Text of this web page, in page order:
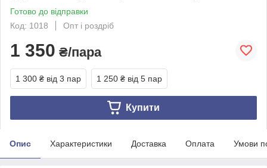
Готово до відправки
Код: 1018
Опт і роздріб
1 350 ₴/пара
1 300 ₴ від 3 пар 1 250 ₴ від 5 пар
Купити
Опис Характеристики Доставка Оплата Умови